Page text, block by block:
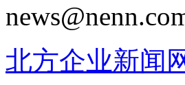
北方企业新闻